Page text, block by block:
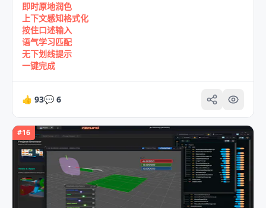
即时原地润色
上下文感知格式化
按住口述输入
语气学习匹配
无下划线提示
一键完成
👍 93💬 6
#16